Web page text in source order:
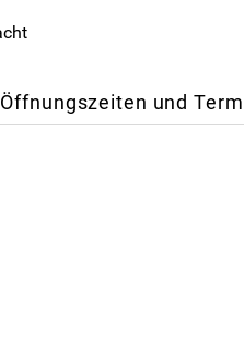
Öffnungszeiten und